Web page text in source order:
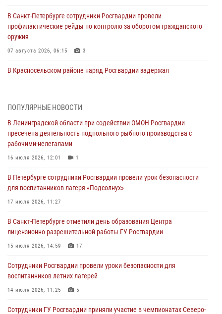
В Санкт-Петербурге сотрудники Росгвардии провели
профилактические рейды по контролю за оборотом гражданского
оружия
07 августа 2026, 06:15 3
В Красносельском районе наряд Росгвардии задержал
06 августа 2026, 13:39 1
В Центральном районе росгвардейцы оперативно задержали
хулигана, стрелявшего из пускового устройства рядом с жилыми
домами
06 августа 2026, 11:36
Сотрудники и военнослужащие Росгвардии обеспечили
правопорядок при проведении матча "Зенит" - "Балтика"
06 августа 2026, 07:30
В Выборгском районе наряд Росгвардии обнаружил
разыскиваемый преступный автотранспорт
05 августа 2026, 12:25 2
Петербургские росгвардейцы обнаружили объявленный в розыск
автомобиль, ранее использовавшийся при совершении кражи в
Ленобласти
ПОПУЛЯРНЫЕ НОВОСТИ
В Ленинградской области при содействии ОМОН Росгвардии
пресечена деятельность подпольного рыбного производства с
рабочими-нелегалами
16 июля 2026, 12:01 1
В Петербурге сотрудники Росгвардии провели урок безопасности
для воспитанников лагеря «Подсолнух»
17 июля 2026, 11:27
В Санкт-Петербурге отметили день образования Центра
лицензионно-разрешительной работы ГУ Росгвардии
15 июля 2026, 14:59 17
Сотрудники Росгвардии провели уроки безопасности для
воспитанников летних лагерей
14 июля 2026, 11:25 5
Сотрудники ГУ Росгвардии приняли участие в чемпионатах Северо-